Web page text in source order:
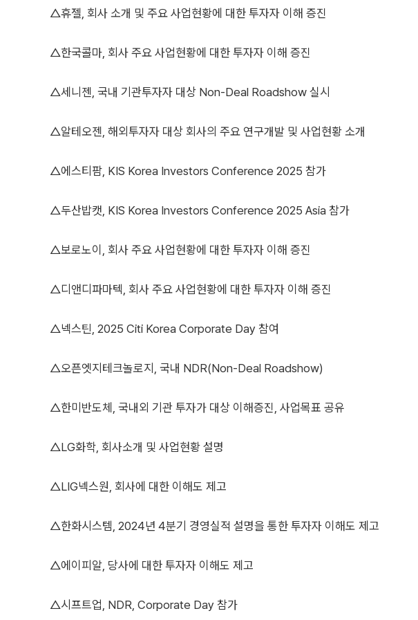
△휴젤, 회사 소개 및 주요 사업현황에 대한 투자자 이해 증진
△한국콜마, 회사 주요 사업현황에 대한 투자자 이해 증진
△세니젠, 국내 기관투자자 대상 Non-Deal Roadshow 실시
△알테오젠, 해외투자자 대상 회사의 주요 연구개발 및 사업현황 소개
△에스티팜, KIS Korea Investors Conference 2025 참가
△두산밥캣, KIS Korea Investors Conference 2025 Asia 참가
△보로노이, 회사 주요 사업현황에 대한 투자자 이해 증진
△디앤디파마텍, 회사 주요 사업현황에 대한 투자자 이해 증진
△넥스틴, 2025 Citi Korea Corporate Day 참여
△오픈엣지테크놀로지, 국내 NDR(Non-Deal Roadshow)
△한미반도체, 국내외 기관 투자가 대상 이해증진, 사업목표 공유
△LG화학, 회사소개 및 사업현황 설명
△LIG넥스원, 회사에 대한 이해도 제고
△한화시스템, 2024년 4분기 경영실적 설명을 통한 투자자 이해도 제고
△에이피알, 당사에 대한 투자자 이해도 제고
△시프트업, NDR, Corporate Day 참가